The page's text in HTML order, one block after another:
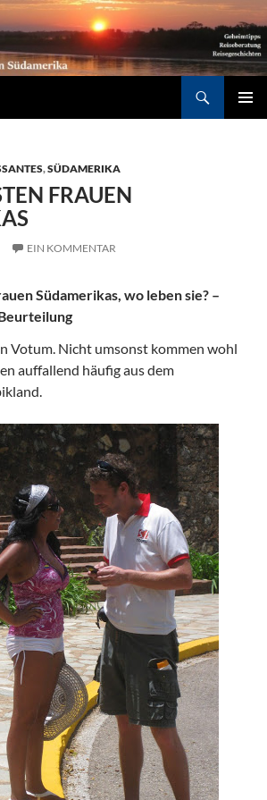
,SÜDAMERIKA
FRAUEN
EIN KOMMENTAR
Südamerikas, wo leben sie? –
Votum. Nicht umsonst kommen wohl
auffallend häufig aus dem